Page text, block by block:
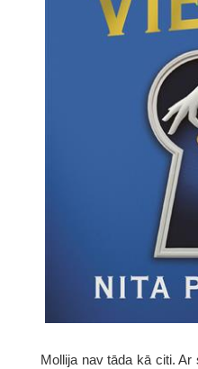
Mollija nav tāda kā citi.